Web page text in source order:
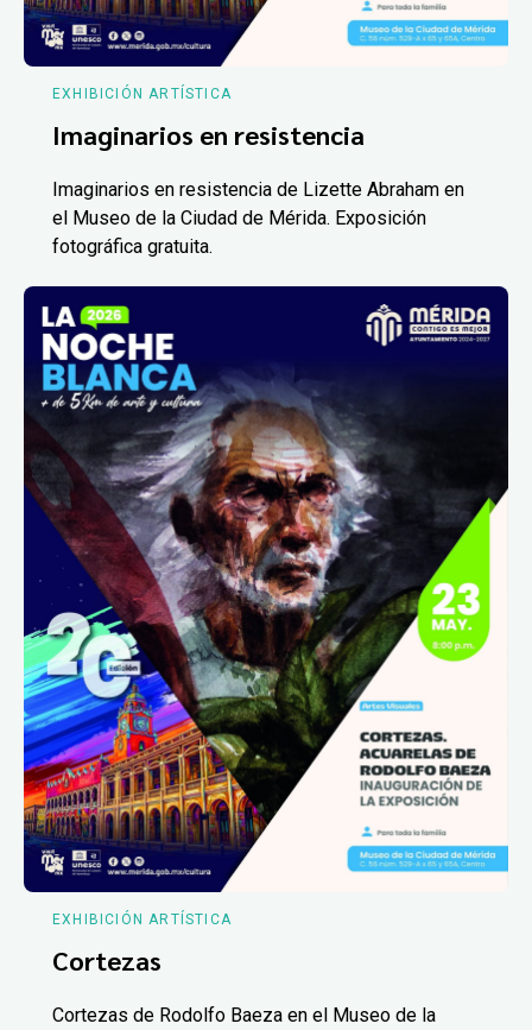
EXHIBICIÓN ARTÍSTICA
Imaginarios en resistencia
Imaginarios en resistencia de Lizette Abraham en
el Museo de la Ciudad de Mérida. Exposición
fotográfica gratuita.
EXHIBICIÓN ARTÍSTICA
Cortezas
Cortezas de Rodolfo Baeza en el Museo de la